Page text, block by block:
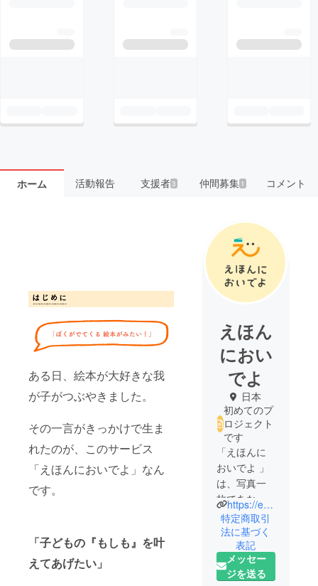
ホーム 活動報告 支援者3 仲間募集 1 コメント
ある日、絵本が大好きな我
が子がつぶやきました。
その一言がきっかけで生ま
れたのが、このサービス
「えほんにおいでよ」なん
です。
「子どもの『もしも』を叶
えてあげたい」
えほん
におい
でよ
日本
初めてのプ
ロジェクト
です
「えほんに
おいでよ 」
は、写真一
枚であなた
のお子様が
主人公にな
るオリジナ
ル絵本がつ
くれるサー
https://ehon-ni-oideyo.jp
特定商取引
法に基づく
表記
メッセー
ジを送る